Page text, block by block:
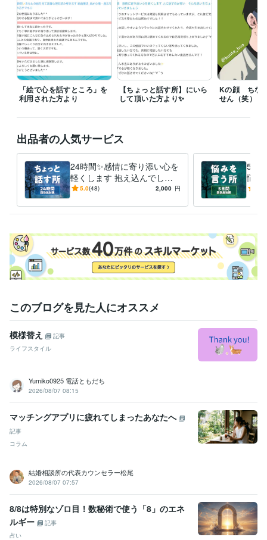
得意分野
悩み相談・カウンセリング
◆自己肯定感を上げ、長所を見つけます
✧ ◆愚痴や悩み普段言えない本音吐き出します ◆発達障害・鬱・LG
BTQ+・いじめ相談 ◆あなたの周りの人の言葉を分析する
◆3年で1
0歳〜50歳以上までの傾聴実績 ◆虚無の悩みの元を探る
◆性に関す
る相談@LGBTQ、性依存症他
人生 悩み 人間関係 仕事 学校
発達障害 精神疾患
愚痴 話し相手
オンラインレッスン・習い事
●絵を見て深層心理を読み取り整理する
カウンセリング 心理 アドバイス
「絵で心を話すところ」を
利用された方より
【ちょっと話す所】にいら
して頂いた方より✨
Kの顔 ちな
せん（笑）
出品者の人気サービス
24時間✨感情に寄り添い心を
軽くします 抱え込んでしま
ったものを人に打ち明ける第
5.0(48) 2,000 円
5日
悩み
鬱、
ター
このブログを見た人にオススメ
模様替え
記事
ライフスタイル
Yumiko0925 電話ともだち
2026/08/07 08:15
マッチングアプリに疲れてしまったあなたへ
記事
コラム
結婚相談所の代表カウンセラー松尾
2026/08/07 07:57
8/8は特別なゾロ目！数秘術で使う「8」のエネ
ルギー
記事
占い